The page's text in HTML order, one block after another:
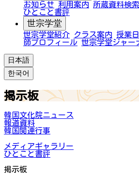
お知らせ 利用案内 所蔵資料検索
ひとこと書評
世宗学堂
世宗学堂紹介 クラス案内 授業
師プロフィール 世宗学堂ジャー
日本語
한국어
掲示板
韓国文化院ニュース
報道資料
韓国関連行事
メディアギャラリー
ひとこと書評
掲示板